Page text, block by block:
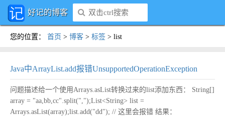
好记的博客
您的位置 ： 首页 > 博客 > 标签 > list
Java中ArrayList.add报错UnsupportedOperationException
问题描述给一个使用Arrays.asList转换过来的list添加东西： String[]
array = "aa,bb,cc".split(",");List<String> list =
Arrays.asList(array);list.add("dd"); // 这里会报错 结果：